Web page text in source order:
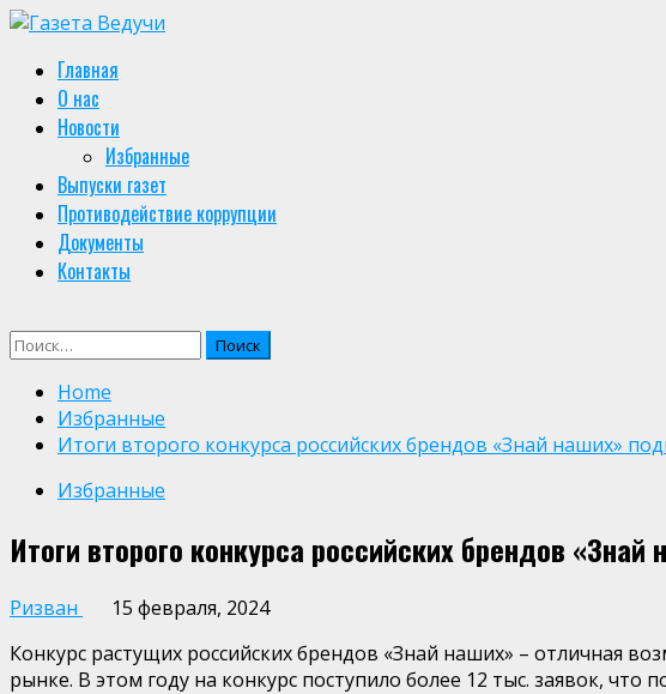
Skip
content
Primary
Menu
Главная
О нас
Новости
Избранные
Выпуски газет
Противодействие коррупции
Документы
Контакты
Найти:
Home
Избранные
Итоги второго конкурса российских брендов «Знай наших»
Избранные
Итоги второго конкурса российских брендов
Ризван
15 февраля, 2024
Конкурс растущих российских брендов «Знай наших» – отличная
рынке. В этом году на конкурс поступило более 12 тыс. заявок,